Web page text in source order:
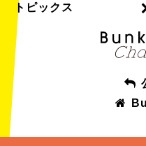
トピックス